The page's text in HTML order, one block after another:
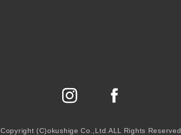
Copyright (C)okushige Co.,Ltd.ALL Rights Reserved.